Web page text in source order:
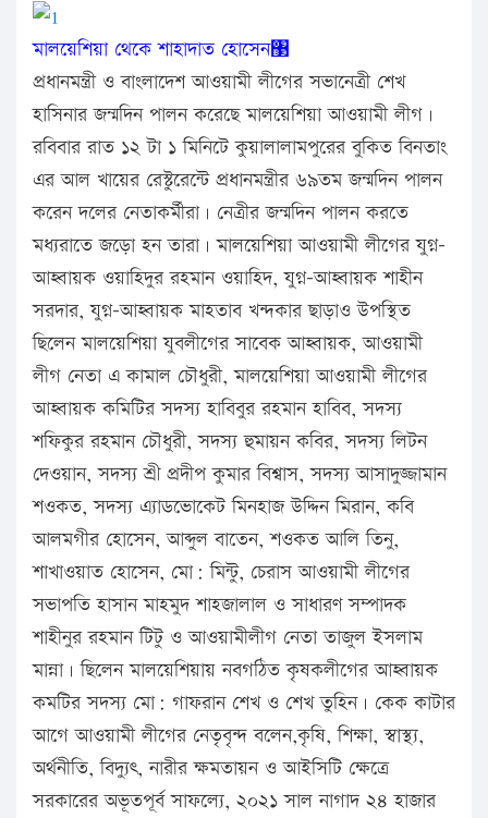
মালয়েশিয়া থেকেশাহাদাত হোসেন঳
প্রধানমন্ত্রী ও বাংলাদেশ আওয়ামী লীগের সভানেত্রী শেখ
হাসিনার জন্মদিন পালন করেছে মালয়েশিয়া আওয়ামী লীগ।
রবিবার রাত ১২ টা ১ মিনিটে কুয়ালালামপুরের বুকিত বিনতাং
এর আল খায়ের রেস্টুরেন্টে প্রধানমন্ত্রীর ৬৯তম জন্মদিন পালন
করেন দলের নেতাকর্মীরা। নেত্রীর জন্মদিন পালন করতে
মধ্যরাতে জড়ো হন তারা। মালয়েশিয়া আওয়ামী লীগের যুগ্ন-
আহ্বায়ক ওয়াহিদুর রহমান ওয়াহিদ, যুগ্ন-আহ্বায়ক শাহীন
সরদার, যুগ্ন-আহ্বায়ক মাহতাব খন্দকার ছাড়াও উপস্থিত
ছিলেন মালয়েশিয়া যুবলীগের সাবেক আহ্বায়ক, আওয়ামী
লীগ নেতা এ কামাল চৌধুরী, মালয়েশিয়া আওয়ামী লীগের
আহ্বায়ক কমিটির সদস্য হাবিবুর রহমান হাবিব, সদস্য
শফিকুর রহমান চৌধুরী, সদস্য হুমায়ন কবির, সদস্য লিটন
দেওয়ান, সদস্য শ্রী প্রদীপ কুমার বিশ্বাস, সদস্য আসাদুজ্জামান
শওকত, সদস্য এ্যাডভোকেট মিনহাজ উদ্দিন মিরান, কবি
আলমগীর হোসেন, আব্দুল বাতেন, শওকত আলি তিনু,
শাখাওয়াত হোসেন, মো: মিন্টু, চেরাস আওয়ামী লীগের
সভাপতি হাসান মাহমুদ শাহজালাল ও সাধারণ সম্পাদক
শাহীনুর রহমান টিটু ও আওয়ামীলীগ নেতা তাজুল ইসলাম
মান্না। ছিলেন মালয়েশিয়ায় নবগঠিত কৃষকলীগের আহ্বায়ক
কমটির সদস্য মো: গাফরান শেখ ও শেখ তুহিন। কেক কাটার
আগে আওয়ামী লীগের নেতৃবৃন্দ বলেন,কৃষি, শিক্ষা, স্বাস্থ্য,
অর্থনীতি, বিদ্যুৎ, নারীর ক্ষমতায়ন ও আইসিটি ক্ষেত্রে
সরকারের অভূতপূর্ব সাফল্যে, ২০২১ সাল নাগাদ ২৪ হাজার